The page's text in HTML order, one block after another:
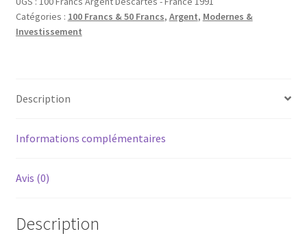
Catégories : 100 Francs & 50 Francs, Argent, Modernes &
Investissement
Description
Informations complémentaires
Avis (0)
Description